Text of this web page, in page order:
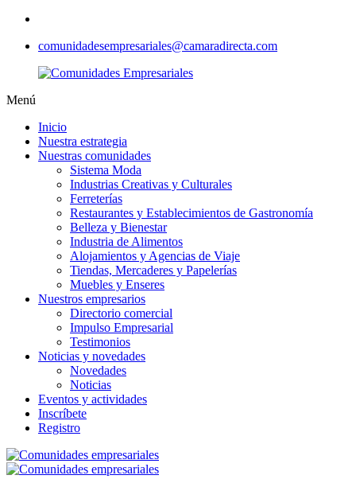
comunidadesempresariales@camaradirecta.com
Menú
Inicio
Nuestra estrategia
Nuestras comunidades
Sistema Moda
Industrias Creativas y Culturales
Ferreterías
Restaurantes y Establecimientos de Gastronomía
Belleza y Bienestar
Industria de Alimentos
Alojamientos y Agencias de Viaje
Tiendas, Mercaderes y Papelerías
Muebles y Enseres
Nuestros empresarios
Directorio comercial
Impulso Empresarial
Testimonios
Noticias y novedades
Novedades
Noticias
Eventos y actividades
Inscríbete
Registro